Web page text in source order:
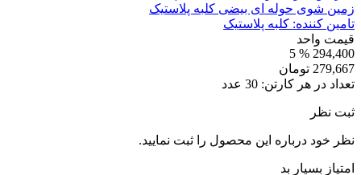
زمین شوی حوله ای بیضی کلبه پلاستیک
تامین کننده: کلبه پلاستیک
قیمت واحد
294,400
% 5
279,667 تومان
تعداد در هر کارتن: 30 عدد
ثبت نظر
نظر خود درباره این محصول را ثبت نمایید.
امتیاز بسیار بد